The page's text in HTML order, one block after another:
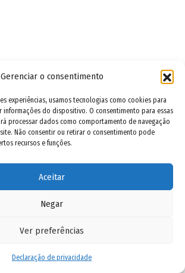
Gerenciar o consentimento
experiências, usamos tecnologias como cookies para
informações do dispositivo. O consentimento para essas
processar dados como comportamento de navegação
Não consentir ou retirar o consentimento pode
recursos e funções.
Aceitar
Negar
Ver preferências
Declaração de privacidade